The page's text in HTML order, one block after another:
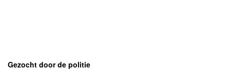
Gezocht door de politie